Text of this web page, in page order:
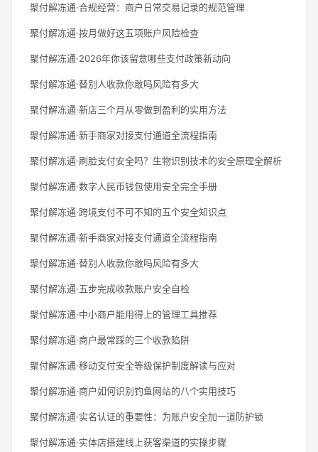
聚付解冻通·合规经营：商户日常交易记录的规范管理
聚付解冻通·按月做好这五项账户风险检查
聚付解冻通·2026年你该留意哪些支付政策新动向
聚付解冻通·替别人收款你敢吗风险有多大
聚付解冻通·新店三个月从零做到盈利的实用方法
聚付解冻通·新手商家对接支付通道全流程指南
聚付解冻通·刷脸支付安全吗？生物识别技术的安全原理全解析
聚付解冻通·数字人民币钱包使用安全完全手册
聚付解冻通·跨境支付不可不知的五个安全知识点
聚付解冻通·新手商家对接支付通道全流程指南
聚付解冻通·替别人收款你敢吗风险有多大
聚付解冻通·五步完成收款账户安全自检
聚付解冻通·中小商户能用得上的管理工具推荐
聚付解冻通·商户最常踩的三个收款陷阱
聚付解冻通·移动支付安全等级保护制度解读与应对
聚付解冻通·商户如何识别钓鱼网站的八个实用技巧
聚付解冻通·实名认证的重要性：为账户安全加一道防护锁
聚付解冻通·实体店搭建线上获客渠道的实操步骤